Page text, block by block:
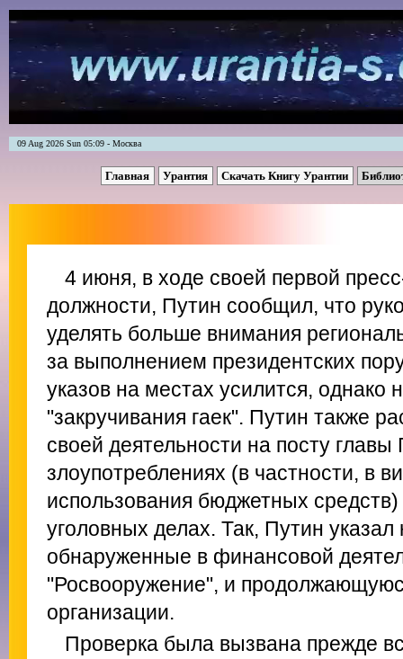
09 Aug 2026 Sun 05:09 - Москва
Главная Урантия Скачать Книгу Урантии
4 июня, в ходе своей первой
должности, Путин сообщил, что
уделять больше внимания
за выполнением президентских
указов на местах усилится, однако
"закручивания гаек". Путин также
своей деятельности на посту
злоупотреблениях (в частности, в
использования бюджетных
уголовных делах. Так, Путин
обнаруженные в финансовой
"Росвооружение", и
организации.
Проверка была вызвана прежде